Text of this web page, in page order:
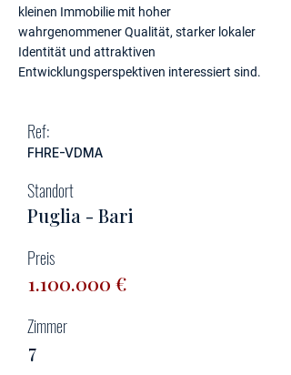
kleinen Immobilie mit hoher
wahrgenommener Qualität, starker lokaler
Identität und attraktiven
Entwicklungsperspektiven interessiert sind.
Ref:
FHRE-VDMA
Standort
Puglia - Bari
Preis
1.100.000 €
Zimmer
7